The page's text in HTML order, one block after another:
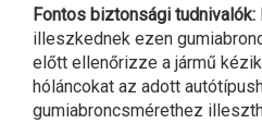
Fontos biztonsági tudnivalók:
illeszkednek ezen
előtt ellenőrizze a jármű
hóláncokat az adott
gumiabroncsmérethez